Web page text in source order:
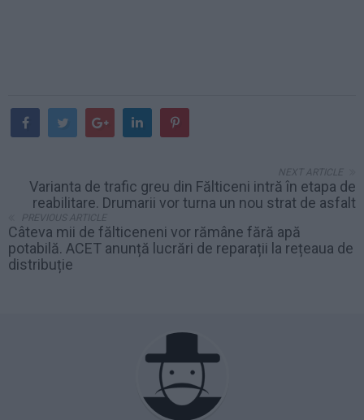
NEXT ARTICLE
Varianta de trafic greu din Fălticeni intră în etapa de
reabilitare. Drumarii vor turna un nou strat de asfalt
PREVIOUS ARTICLE
Câteva mii de fălticeneni vor rămâne fără apă
potabilă. ACET anunță lucrări de reparații la rețeaua de
distribuție